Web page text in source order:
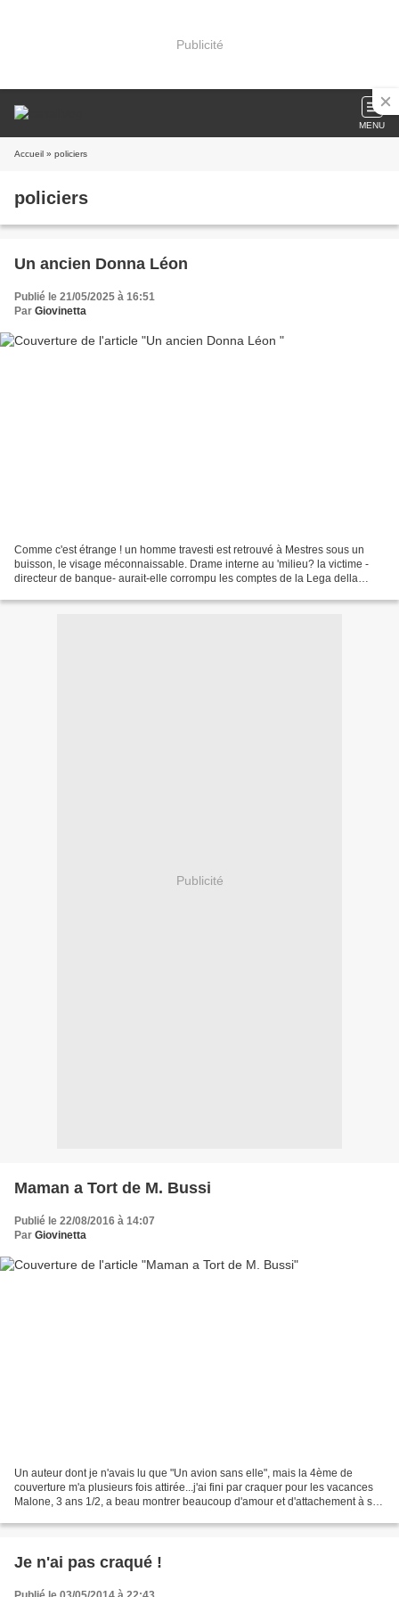
Publicité
MENU
Accueil » policiers
policiers
Un ancien Donna Léon
Publié le 21/05/2025 à 16:51
Par Giovinetta
Comme c'est étrange ! un homme travesti est retrouvé à Mestres sous un
buisson, le visage méconnaissable. Drame interne au 'milieu? la victime -
directeur de banque- aurait-elle corrompu les comptes de la Lega della
Publicité
Maman a Tort de M. Bussi
Publié le 22/08/2016 à 14:07
Par Giovinetta
Un auteur dont je n'avais lu que "Un avion sans elle", mais la 4ème de
couverture m'a plusieurs fois attirée...j'ai fini par craquer pour les vacances
Malone, 3 ans 1/2, a beau montrer beaucoup d'amour et d'attachement à sa
Je n'ai pas craqué !